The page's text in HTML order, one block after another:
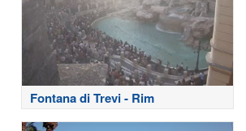
Fontana di Trevi - Rim